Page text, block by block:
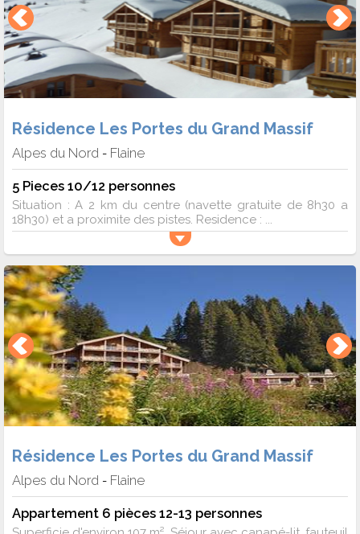
Résidence Les Portes du Grand Massif
Alpes du Nord - Flaine
5 Pieces 10/12 personnes
Situation : A 2 km du centre (navette gratuite de 8h30 a
18h30) et a proximite des pistes. Residence : ...
Résidence Les Portes du Grand Massif
Alpes du Nord - Flaine
Appartement 6 pièces 12-13 personnes